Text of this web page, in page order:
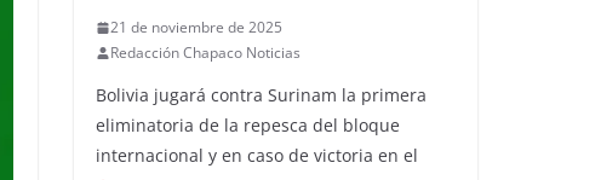
21 de noviembre de 2025
Redacción Chapaco Noticias
Bolivia jugará contra Surinam la primera
eliminatoria de la repesca del bloque
internacional y en caso de victoria en el